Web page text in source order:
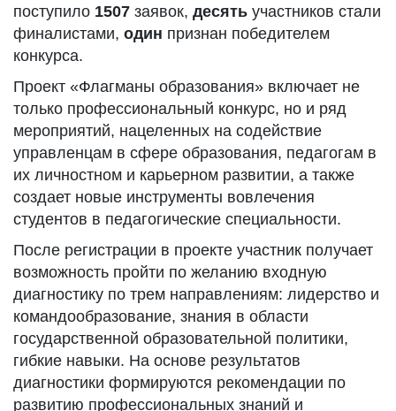
поступило 1507 заявок, десять участников стали
финалистами, один признан победителем
конкурса.
Проект «Флагманы образования» включает не
только профессиональный конкурс, но и ряд
мероприятий, нацеленных на содействие
управленцам в сфере образования, педагогам в
их личностном и карьерном развитии, а также
создает новые инструменты вовлечения
студентов в педагогические специальности.
После регистрации в проекте участник получает
возможность пройти по желанию входную
диагностику по трем направлениям: лидерство и
командообразование, знания в области
государственной образовательной политики,
гибкие навыки. На основе результатов
диагностики формируются рекомендации по
развитию профессиональных знаний и